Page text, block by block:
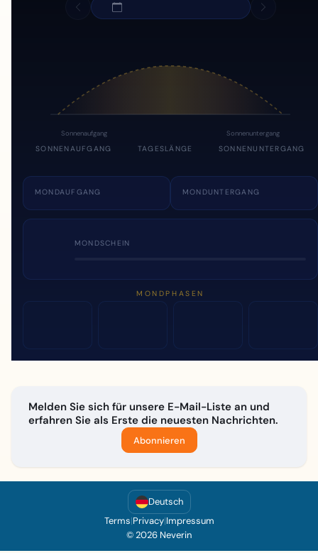
Sonnenaufgang Sonnenuntergang
SONNENAUFGANG TAGESLÄNGE SONNENUNTERGANG
MONDAUFGANG MONDUNTERGANG
MONDSCHEIN
MONDPHASEN
Melden Sie sich für unsere E-Mail-Liste an und
erfahren Sie als Erste die neuesten Nachrichten.
Abonnieren
Deutsch
Terms|Privacy|Impressum
© 2026 Neverin